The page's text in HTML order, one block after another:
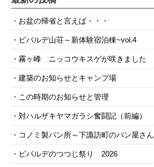
お盆の帰省と言えば・・・
ビバルデ山荘～新体験宿泊棟~vol.4
霧ヶ峰 ニッコウキスゲが咲きました
建築のお知らせとキャンプ場
この時期のお知らせと管理
対ハルザキヤマガラシ奮闘記（前編）
コノミ製パン所～下諏訪町のパン屋さん
ビバルデのつつじ祭り 2026